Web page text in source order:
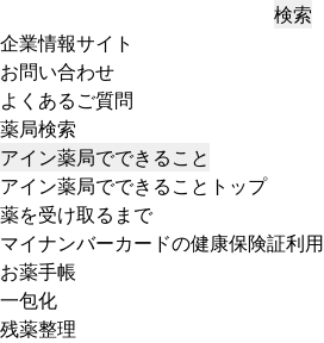
検索
企業情報サイト
お問い合わせ
よくあるご質問
薬局検索
アイン薬局でできること
アイン薬局でできることトップ
薬を受け取るまで
マイナンバーカードの健康保険証利用
お薬手帳
一包化
残薬整理